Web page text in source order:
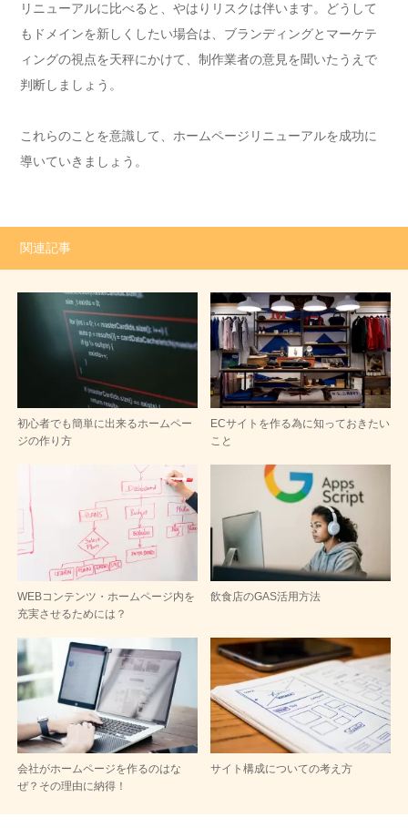
リニューアルに比べると、やはりリスクは伴います。どうして
もドメインを新しくしたい場合は、ブランディングとマーケテ
ィングの視点を天秤にかけて、制作業者の意見を聞いたうえで
判断しましょう。
これらのことを意識して、ホームページリニューアルを成功に
導いていきましょう。
関連記事
初心者でも簡単に出来るホームペー
ジの作り方
ECサイトを作る為に知っておきたい
こと
WEBコンテンツ・ホームページ内を
充実させるためには？
飲食店のGAS活用方法
会社がホームページを作るのはな
ぜ？その理由に納得！
サイト構成についての考え方